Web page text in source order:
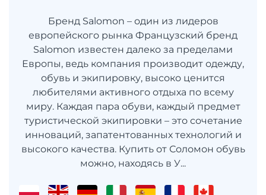
Бренд Salomon – один из лидеров
европейского рынка Французский бренд
Salomon известен далеко за пределами
Европы, ведь компания производит одежду,
обувь и экипировку, высоко ценится
любителями активного отдыха по всему
миру. Каждая пара обуви, каждый предмет
туристической экипировки – это сочетание
инноваций, запатентованных технологий и
высокого качества. Купить от Соломон обувь
можно, находясь в У...